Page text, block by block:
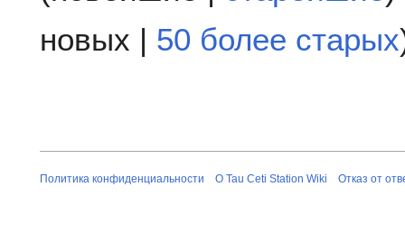
новых | 50 более старых
Политика конфиденциальности О Tau Ceti Station Wiki Отказ от